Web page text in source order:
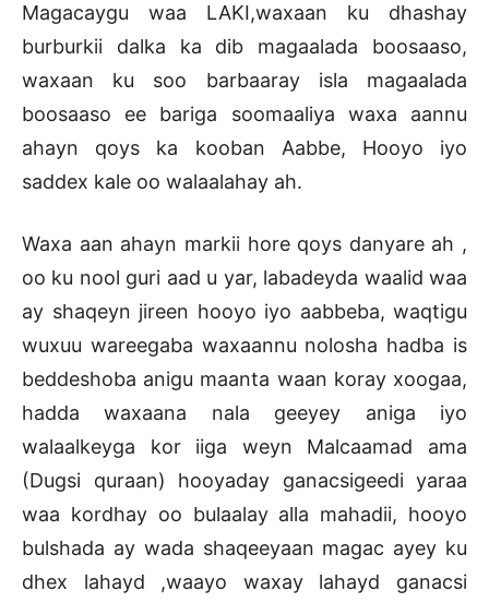
Magacaygu waa LAKI,waxaan ku dhashay
burburkii dalka ka dib magaalada boosaaso,
waxaan ku soo barbaaray isla magaalada
boosaaso ee bariga soomaaliya waxa aannu
ahayn qoys ka kooban Aabbe, Hooyo iyo
saddex kale oo walaalahay ah.
Waxa aan ahayn markii hore qoys danyare ah ,
oo ku nool guri aad u yar, labadeyda waalid waa
ay shaqeyn jireen hooyo iyo aabbeba, waqtigu
wuxuu wareegaba waxaannu nolosha hadba is
beddeshoba anigu maanta waan koray xoogaa,
hadda waxaana nala geeyey aniga iyo
walaalkeyga kor iiga weyn Malcaamad ama
(Dugsi quraan) hooyaday ganacsigeedi yaraa
waa kordhay oo bulaalay alla mahadii, hooyo
bulshada ay wada shaqeeyaan magac ayey ku
dhex lahayd ,waayo waxay lahayd ganacsi